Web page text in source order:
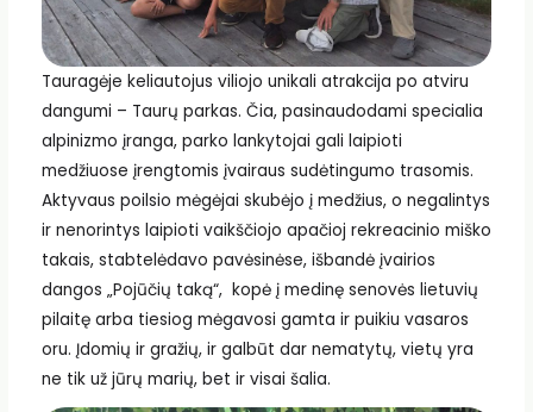
Tauragėje keliautojus viliojo unikali atrakcija po atviru
dangumi – Taurų parkas. Čia, pasinaudodami specialia
alpinizmo įranga, parko lankytojai gali laipioti
medžiuose įrengtomis įvairaus sudėtingumo trasomis.
Aktyvaus poilsio mėgėjai skubėjo į medžius, o negalintys
ir nenorintys laipioti vaikščiojo apačioj rekreacinio miško
takais, stabtelėdavo pavėsinėse, išbandė įvairios
dangos „Pojūčių taką“, kopė į medinę senovės lietuvių
pilaitę arba tiesiog mėgavosi gamta ir puikiu vasaros
oru. Įdomių ir gražių, ir galbūt dar nematytų, vietų yra
ne tik už jūrų marių, bet ir visai šalia.